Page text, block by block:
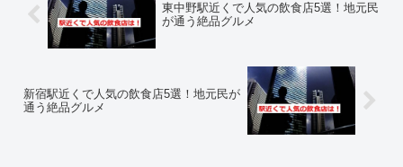
東中野駅近くで人気の飲食店5選！地元民
が通う絶品グルメ
新宿駅近くで人気の飲食店5選！地元民が
通う絶品グルメ